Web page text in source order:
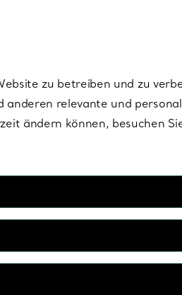
Ohrstecker
bis hin zu Statement-Kreationen
sowohl einzeln getragen als auch in
zu betreiben und zu
relevante und
ändern können, besuchen